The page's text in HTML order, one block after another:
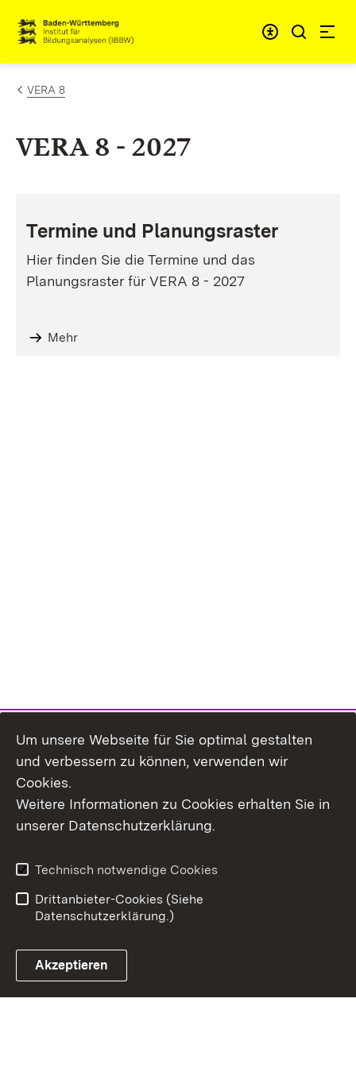
Zum Inhalt springen
Link zur Startseite
VERA 8
VERA 8 - 2027
Termine und Planungsraster
Hier finden Sie die Termine und das
Planungsraster für VERA 8 - 2027
Mehr
Erklärung zur
Benutzungshinweise
Um unsere Webseite für Sie optimal gestalten
und verbessern zu können, verwenden wir
Cookies.
Weitere Informationen zu Cookies erhalten Sie in
unserer Datenschutzerklärung.
Technisch notwendige Cookies
Drittanbieter-Cookies (Siehe
Datenschutzerklärung.)
Akzeptieren